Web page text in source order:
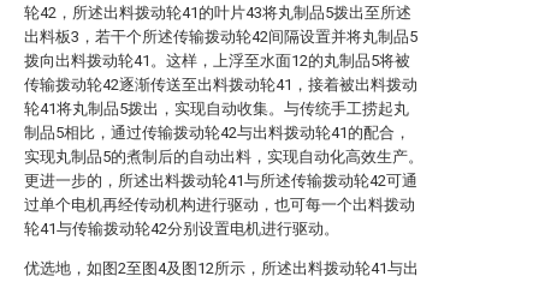
轮42，所述出料拨动轮41的叶片43将丸制品5拨出至所述
出料板3，若干个所述传输拨动轮42间隔设置并将丸制品5
拨向出料拨动轮41。这样，上浮至水面12的丸制品5将被
传输拨动轮42逐渐传送至出料拨动轮41，接着被出料拨动
轮41将丸制品5拨出，实现自动收集。与传统手工捞起丸
制品5相比，通过传输拨动轮42与出料拨动轮41的配合，
实现丸制品5的煮制后的自动出料，实现自动化高效生产。
更进一步的，所述出料拨动轮41与所述传输拨动轮42可通
过单个电机再经传动机构进行驱动，也可每一个出料拨动
轮41与传输拨动轮42分别设置电机进行驱动。
优选地，如图2至图4及图12所示，所述出料拨动轮41与出